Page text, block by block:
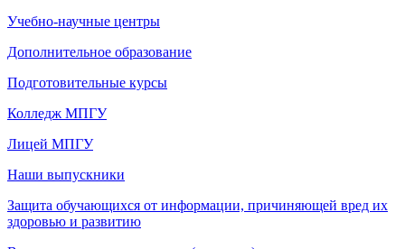
Учебно-научные центры
Дополнительное образование
Подготовительные курсы
Колледж МПГУ
Лицей МПГУ
Наши выпускники
Защита обучающихся от информации, причиняющей вред их
здоровью и развитию